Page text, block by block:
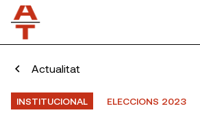
Actualitat
INSTITUCIONAL ELECCIONS 2023